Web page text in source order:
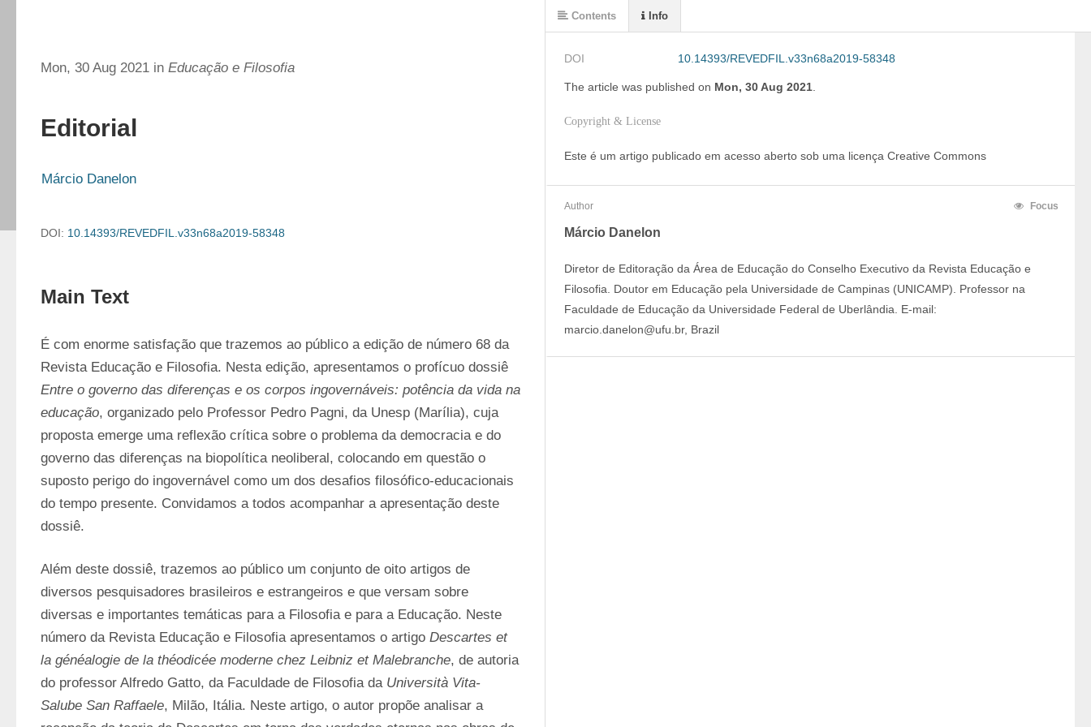
Mon, 30 Aug 2021 in Educação e Filosofia
Editorial
Márcio Danelon
DOI: 10.14393/REVEDFIL.v33n68a2019-58348
Main Text
É com enorme satisfação que trazemos ao público a edição de número 68 da
Entre o governo das diferenças e os corpos ingovernáveis: potência da vida na
educação, organizado pelo Professor Pedro Pagni, da Unesp (Marília), cuja
proposta emerge uma reflexão crítica sobre o problema da democracia e do
governo das diferenças na biopolítica neoliberal, colocando em questão o
suposto perigo do ingovernável como um dos desafios filosófico-educacionais
do tempo presente. Convidamos a todos acompanhar a apresentação deste
dossiê.
Além deste dossiê, trazemos ao público um conjunto de oito artigos de
diversos pesquisadores brasileiros e estrangeiros e que versam sobre
diversas e importantes temáticas para a Filosofia e para a Educação. Neste
número da Revista Educação e Filosofia apresentamos o artigo Descartes et
la généalogie de la théodicée moderne chez Leibniz et Malebranche, de autoria
do professor Alfredo Gatto, da Faculdade de Filosofia da Università Vita-
Salube San Raffaele, Milão, Itália. Neste artigo, o autor propõe analisar a
DOI 10.14393/REVEDFIL.v33n68a2019-58348
The article was published on Mon, 30 Aug 2021
Copyright & License
Este é um artigo publicado em acesso aberto sob uma licença Creative Commons
Author Focus
Márcio Danelon
Diretor de Editoração da Área de Educação do Conselho Executivo da Revista Educação e
Filosofia. Doutor em Educação pela Universidade de Campinas (UNICAMP). Professor na
Faculdade de Educação da Universidade Federal de Uberlândia. E-mail:
marcio.danelon@ufu.br, Brazil
Contents Info